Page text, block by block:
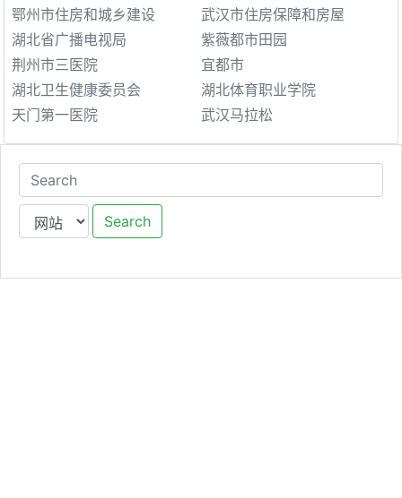
鄂州市住房和城乡建设
武汉市住房保障和房屋
湖北省广播电视局
紫薇都市田园
荆州市三医院
宜都市
湖北卫生健康委员会
湖北体育职业学院
天门第一医院
武汉马拉松
Search